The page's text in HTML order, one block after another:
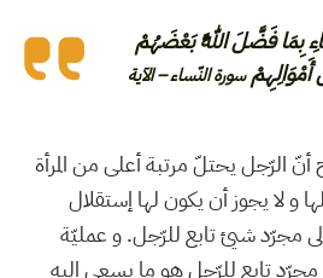
بِمَا فَضَّلَ اللَّهُ بَعْضَهُمْ
أَمْوَالِهِمْسورة النّساء – الآية
الرّجل يحتلّ مرتبة أعلى من المرأة
و لا يجوز أن يكون لها إستقلال
مجرّد شيئ تابع للرّجل. و عمليّة
مجرّد تابع للرّجل هو ما يسعى إليه